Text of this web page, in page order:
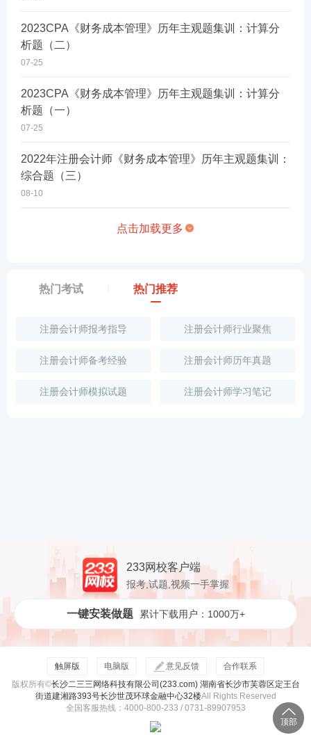
2023CPA《财务成本管理》历年主观题集训：计算分
析题（二）
07-25
2023CPA《财务成本管理》历年主观题集训：计算分
析题（一）
07-25
2022年注册会计师《财务成本管理》历年主观题集训：
综合题（三）
08-10
点击加载更多
热门考试 热门推荐
注册会计师报考指导 注册会计师行业聚焦
注册会计师备考经验 注册会计师历年真题
注册会计师模拟试题 注册会计师学习笔记
233网校客户端
报考,试题,视频一手掌握
一键安装做题 累计下载用户：1000万+
触屏版 电脑版 意见反馈
合作联系
版权所有©长沙二三三网络科技有限公司(233.com) 湖南省长沙市芙蓉区定王台
街道建湘路393号长沙世茂环球金融中心32楼All Rights Reserved
全国客服热线：4000-800-233 / 0731-89907953
顶部